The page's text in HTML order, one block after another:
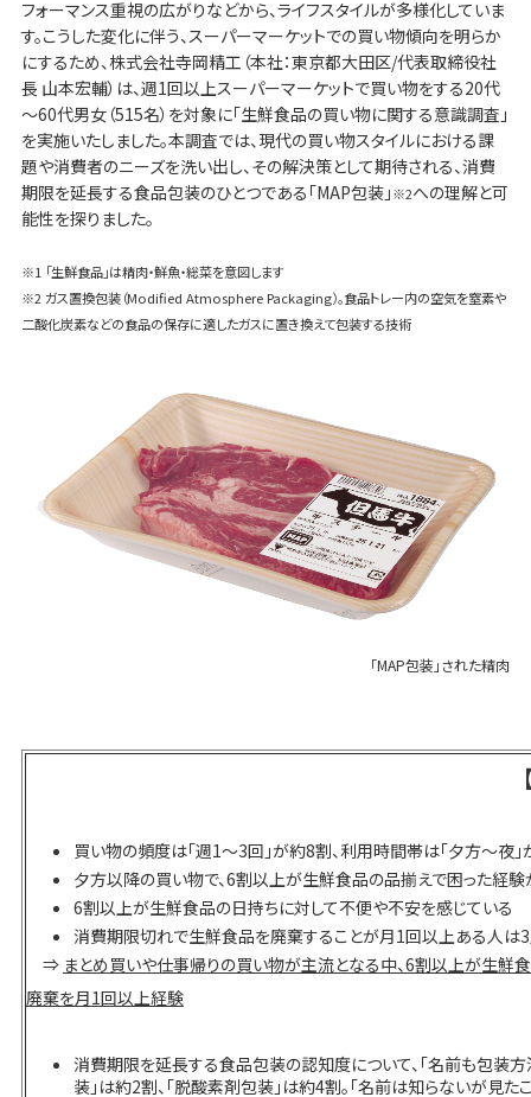
「MAP包装」された精肉
フォーマンス重視の広がりなどから、ライフスタイルが多様化していま
す。こうした変化に伴う、スーパーマーケットでの買い物傾向を明らか
にするため、株式会社寺岡精工（本社：東京都大田区/代表取締役社
長 山本宏輔）は、週1回以上スーパーマーケットで買い物をする20代
～60代男女（515名）を対象に「生鮮食品の買い物に関する意識調査」
を実施いたしました。本調査では、現代の買い物スタイルにおける課
題や消費者のニーズを洗い出し、その解決策として期待される、消費
期限を延長する食品包装のひとつである「MAP包装」※2への理解と可
能性を探りました。
※1 「生鮮食品」は精肉・鮮魚・総菜を意図します
※2 ガス置換包装（Modified Atmosphere Packaging）。食品トレー内の空気を窒素や
二酸化炭素などの食品の保存に適したガスに置き換えて包装する技術
買い物の頻度は「週1〜3回」が約8割、利用時間帯は「夕方〜夜
夕方以降の買い物で、6割以上が生鮮食品の品揃えで困った経験
6割以上が生鮮食品の日持ちに対して不便や不安を感じている
消費期限切れで生鮮食品を廃棄することが月1回以上ある人は
⇒ まとめ買いや仕事帰りの買い物が主流となる中、6割以上が生鮮
廃棄を月1回以上経験
消費期限を延長する食品包装の認知度について、「名前も包装方
装」は約2割、「脱酸素剤包装」は約4割。「名前は知らないが見た